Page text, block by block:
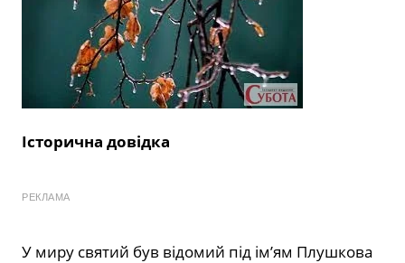
Історична довідка
РЕКЛАМА
У миру святий був відомий під ім’ям Плушкова